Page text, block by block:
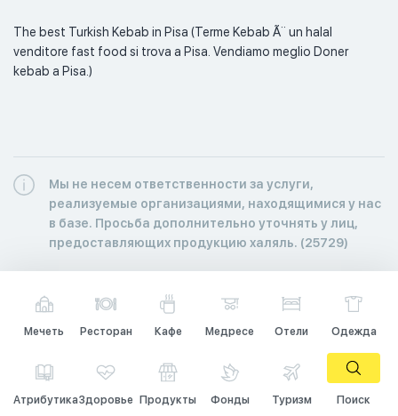
The best Turkish Kebab in Pisa (Terme Kebab Ã¨ un halal
venditore fast food si trova a Pisa. Vendiamo meglio Doner
kebab a Pisa.)
Мы не несем ответственности за услуги,
реализуемые организациями, находящимися у нас
в базе. Просьба дополнительно уточнять у лиц,
предоставляющих продукцию халяль. (25729)
Мечеть Ресторан Кафе Медресе Отели Одежда
АтрибутикаЗдоровье Продукты Фонды Туризм Поиск